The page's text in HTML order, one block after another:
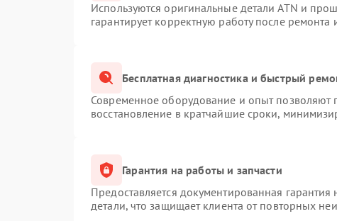
Используются оригинальные детали ATN и
гарантирует корректную работу после
Бесплатная диагностика и быстрый
Современное оборудование и опыт позволяют
восстановление в кратчайшие сроки,
Гарантия на работы и запчасти
Предоставляется документированная
детали, что защищает клиента от повторных